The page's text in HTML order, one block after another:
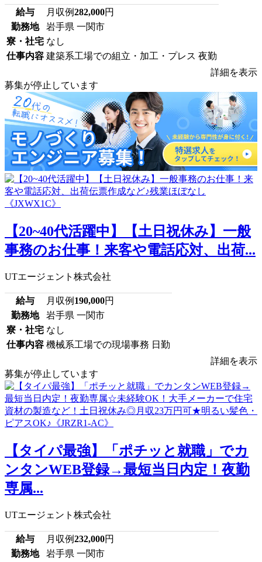
給与 月収例282,000円
勤務地
岩手県 一関市
寮・社宅 なし
仕事内容 建築系工場での組立・加工・プレス 夜勤
詳細を表示
募集が停止しています
【20~40代活躍中】【土日祝休み】一般
事務のお仕事！来客や電話応対、出荷...
UTエージェント株式会社
給与 月収例 190,000円
勤務地
岩手県 一関市
寮・社宅 なし
仕事内容 機械系工場での現場事務 日勤
詳細を表示
募集が停止しています
【タイパ最強】「ポチッと就職」でカ
ンタンWEB登録→最短当日内定！夜勤
専属...
UTエージェント株式会社
給与 月収例232,000円
勤務地
岩手県 一関市